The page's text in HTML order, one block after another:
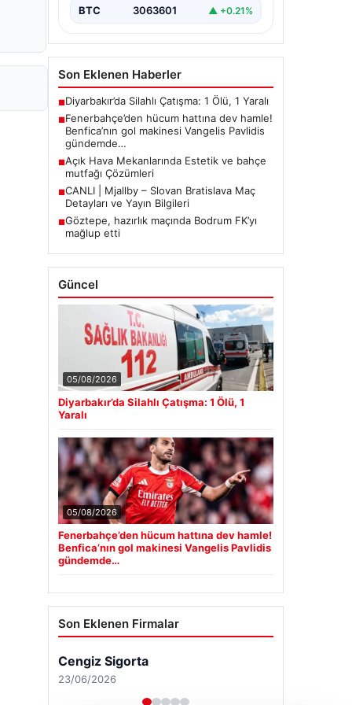
BTC 3063601 ▲ +0.21%
Son Eklenen Haberler
■Diyarbakır’da Silahlı Çatışma: 1 Ölü, 1 Yaralı
■Fenerbahçe’den hücum hattına dev hamle!
Benfica’nın gol makinesi Vangelis Pavlidis
gündemde…
■Açık Hava Mekanlarında Estetik ve bahçe
mutfağı Çözümleri
■CANLI | Mjallby – Slovan Bratislava Maç
Detayları ve Yayın Bilgileri
■Göztepe, hazırlık maçında Bodrum FK’yı
mağlup etti
Güncel
05/08/2026
Diyarbakır’da Silahlı Çatışma: 1 Ölü, 1
Yaralı
05/08/2026
Fenerbahçe’den hücum hattına dev hamle!
Benfica’nın gol makinesi Vangelis Pavlidis
gündemde…
Son Eklenen Firmalar
Cengiz Sigorta
23/06/2026